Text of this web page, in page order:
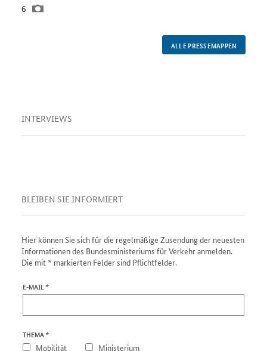
6 Anzahl
ALLE PRESSEMAPPEN
INTERVIEWS
BLEIBEN SIE INFORMIERT
Hier können Sie sich für die regelmäßige Zusendung der neuesten
Informationen des Bundesministeriums für Verkehr anmelden.
Die mit * markierten Felder sind Pflichtfelder.
Newsletter
E-MAIL*
THEMA*
Mobilität Ministerium